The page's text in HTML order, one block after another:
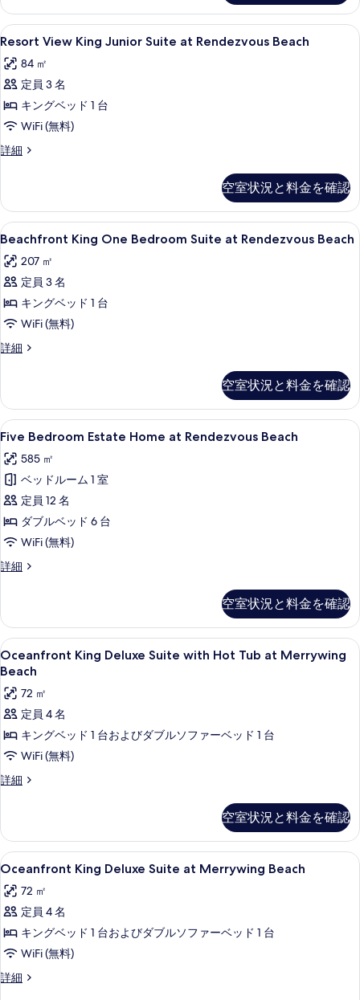
て
の
写
真
を
表
示
す
Rendezvous
Beach
の
細
Resort
View
King
Junior
Suite
at
Rendezvous
Beach
す
べ
て
の
写
真
を
表
る
高級寝具、ミニバー、セーフティボ
4
Resort View King Junior Suite at Rendezvous Beach
84 ㎡
定員 3 名
キングベッド 1 台
WiFi (無料)
詳細
Resort
Suite
at
Rendezvous
の
詳
空室状況と料金を確認
Beachfront
King
One
Bedroom
Suite
at
Rendezvous
Beach
す
べ
て
の
写
真
を
表
示
Beachfront King One Bedroom
7
Beachfront King One Bedroom Suite at Rendezvous Beach
207 ㎡
定員 3 名
キングベッド 1 台
WiFi (無料)
詳細
Beachfront
Suite
at
Rendezvous
の
詳
空室状況と料金を確認
Five
Bedroom
Estate
Home
at
Rendezvous
Beach
の
す
て
の
写
真
を
表
示
す
る
Five Bedroom Estate Home at
6
Five Bedroom Estate Home at Rendezvous Beach
585 ㎡
ベッドルーム 1 室
定員 12 名
ダブルベッド 6 台
WiFi (無料)
詳細
Five
at
Rendezvous
Beach
の
細
空室状況と料金を確認
Oceanfront
King
Deluxe
Suite
with
Hot
Tub
at
の
す
べ
て
の
写
真
を
Oceanfront King Deluxe Suite with
5
Oceanfront King Deluxe Suite with Hot Tub at Merrywing
Beach
72 ㎡
定員 4 名
キングベッド 1 台およびダブルソファーベッド 1 台
WiFi (無料)
詳細
Oceanfront
with
Hot
Tub
Merrywing
Beach
詳
細
空室状況と料金を確認
Oceanfront
King
Deluxe
Suite
at
Merrywing
Beach
の
55 インチの液晶テレビ (ケーブル放
6
Oceanfront King Deluxe Suite at Merrywing Beach
72 ㎡
定員 4 名
キングベッド 1 台およびダブルソファーベッド 1 台
WiFi (無料)
詳細
Oceanfront